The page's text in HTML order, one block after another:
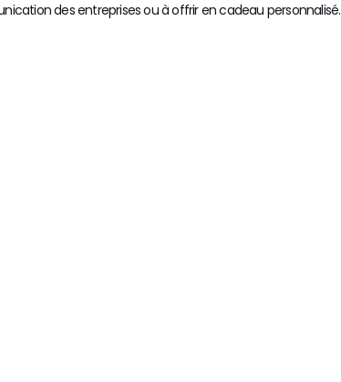
des entreprises ou à offrir en cadeau personnalisé.